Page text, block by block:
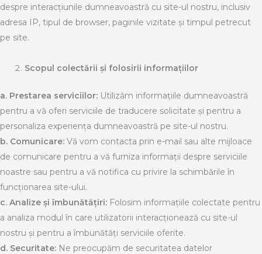
despre interacțiunile dumneavoastră cu site-ul nostru, inclusiv
adresa IP, tipul de browser, paginile vizitate și timpul petrecut
pe site.
Scopul colectării și folosirii informațiilor
a. Prestarea serviciilor: Utilizăm informațiile dumneavoastră
pentru a vă oferi serviciile de traducere solicitate și pentru a
personaliza experiența dumneavoastră pe site-ul nostru.
b. Comunicare: Vă vom contacta prin e-mail sau alte mijloace
de comunicare pentru a vă furniza informații despre serviciile
noastre sau pentru a vă notifica cu privire la schimbările în
funcționarea site-ului.
c. Analize și îmbunătățiri: Folosim informațiile colectate pentru
a analiza modul în care utilizatorii interacționează cu site-ul
nostru și pentru a îmbunătăți serviciile oferite.
d. Securitate: Ne preocupăm de securitatea datelor